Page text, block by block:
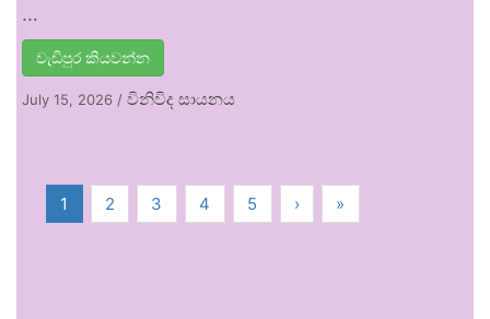
…
වැඩිපුර කියවන්න
July 15, 2026 / විනිවිද සායනය
1 2 3 4 5 › »